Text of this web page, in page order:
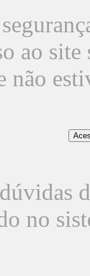
ao
não
no